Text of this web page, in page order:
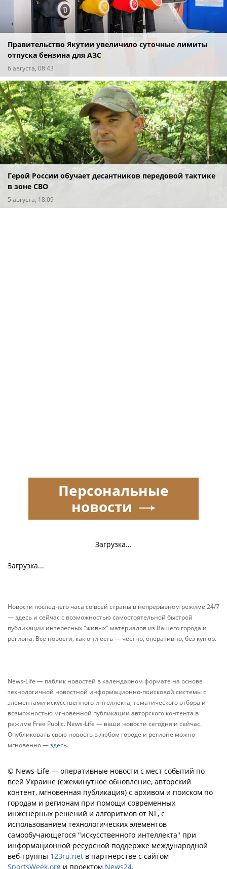
Правительство Якутии увеличило суточные лимиты
отпуска бензина для АЗС
6 августа, 08:43
Герой России обучает десантников передовой тактике
в зоне СВО
5 августа, 18:09
Загрузка...
Загрузка...
Персональные
новости
Новости последнего часа со всей страны в непрерывном режиме 24/7
— здесь и сейчас с возможностью самостоятельной быстрой
публикации интересных "живых" материалов из Вашего города и
региона. Все новости, как они есть — честно, оперативно, без купюр.
News-Life — паблик новостей в календарном формате на основе
технологичной новостной информационно-поисковой системы с
элементами искусственного интеллекта, тематического отбора и
возможностью мгновенной публикации авторского контента в
режиме Free Public. News-Life — ваши новости сегодня и сейчас.
Опубликовать свою новость в любом городе и регионе можно
мгновенно —здесь.
© News-Life — оперативные новости с мест событий по
всей Украине (ежеминутное обновление, авторский
контент, мгновенная публикация) с архивом и поиском по
городам и регионам при помощи современных
инженерных решений и алгоритмов от NL, с
использованием технологических элементов
самообучающегося "искусственного интеллекта" при
информационной ресурсной поддержке международной
веб-группы 123ru.net в партнёрстве с сайтом
SportsWeek.org и проектом News24.